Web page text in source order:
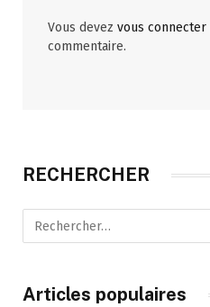
Vous devez vous connecter
commentaire.
RECHERCHER
Articles populaires